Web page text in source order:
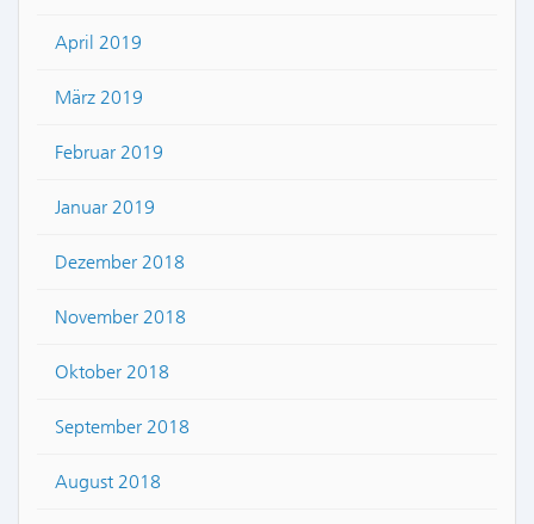
April 2019
März 2019
Februar 2019
Januar 2019
Dezember 2018
November 2018
Oktober 2018
September 2018
August 2018